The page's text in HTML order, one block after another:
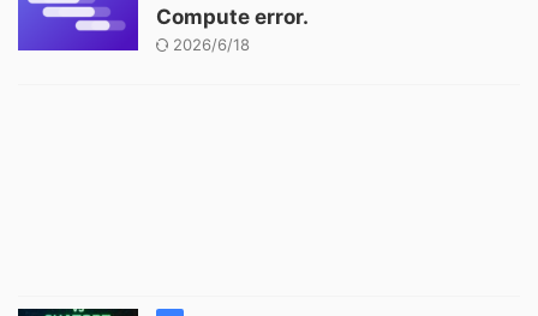
Compute error.
2026/6/18